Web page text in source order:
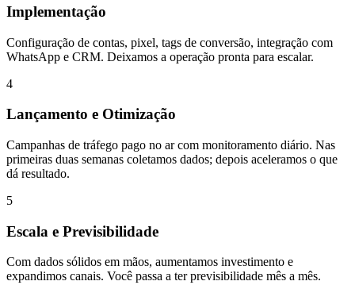
Implementação
Configuração de contas, pixel, tags de conversão, integração com
WhatsApp e CRM. Deixamos a operação pronta para escalar.
4
Lançamento e Otimização
Campanhas de tráfego pago no ar com monitoramento diário. Nas
primeiras duas semanas coletamos dados; depois aceleramos o que
dá resultado.
5
Escala e Previsibilidade
Com dados sólidos em mãos, aumentamos investimento e
expandimos canais. Você passa a ter previsibilidade mês a mês.